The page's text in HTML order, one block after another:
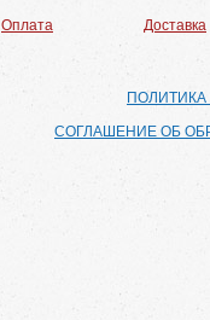
Оплата Доставка
СОГЛАШЕНИЕ ОБ